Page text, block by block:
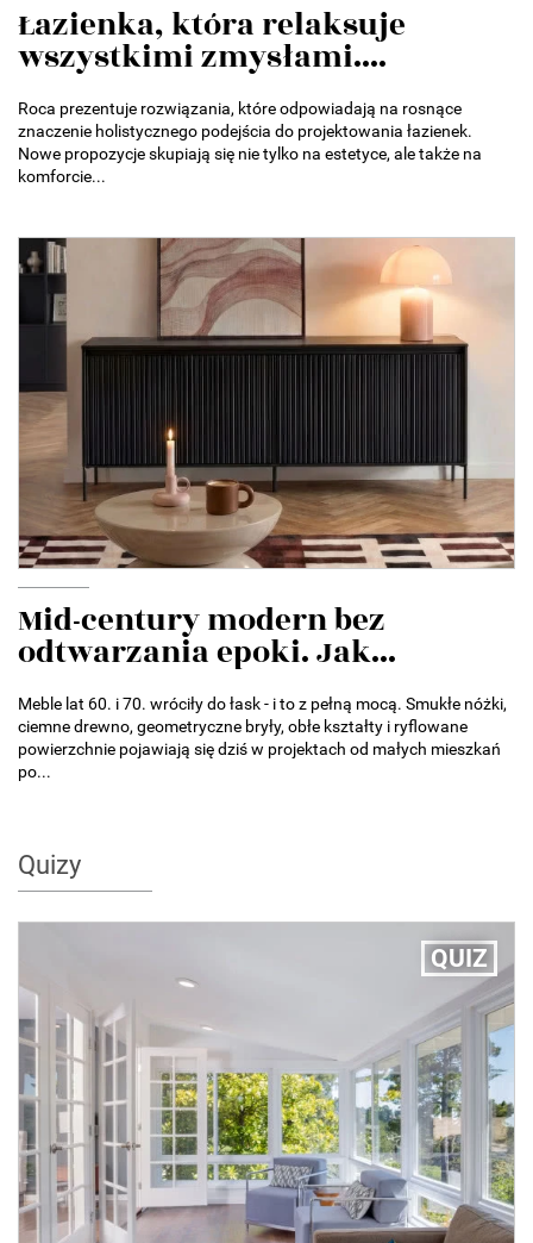
Łazienka, która relaksuje
wszystkimi zmysłami....
Roca prezentuje rozwiązania, które odpowiadają na rosnące
znaczenie holistycznego podejścia do projektowania łazienek.
Nowe propozycje skupiają się nie tylko na estetyce, ale także na
komforcie...
Mid-century modern bez
odtwarzania epoki. Jak...
Meble lat 60. i 70. wróciły do łask - i to z pełną mocą. Smukłe nóżki,
ciemne drewno, geometryczne bryły, obłe kształty i ryflowane
powierzchnie pojawiają się dziś w projektach od małych mieszkań
po...
Quizy
QUIZ